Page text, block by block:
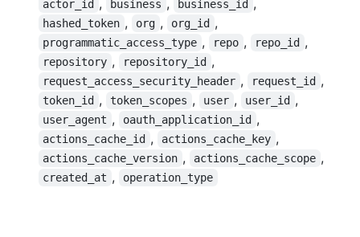
actor_id , business , business_id ,
hashed_token , org , org_id ,
programmatic_access_type , repo , repo_id ,
repository , repository_id ,
request_access_security_header , request_id ,
token_id , token_scopes , user , user_id ,
user_agent , oauth_application_id ,
actions_cache_id , actions_cache_key ,
actions_cache_version , actions_cache_scope ,
created_at , operation_type